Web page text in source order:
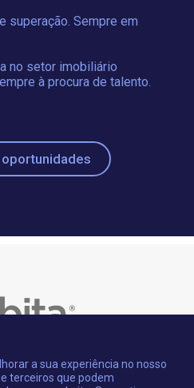
superação. Sempre em
no setor imobiliário
à procura de talento.
a sua experiência no nosso
terceiros que podem